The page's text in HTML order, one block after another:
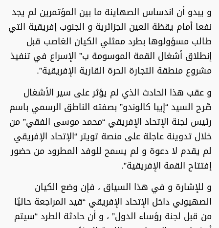
و يبدو أن اندساس الصهاينة ما بين المؤتمرين لم يجد
نفعا أمام يقظة العين الجزائرية و الجنوب إفريقية التي
طالب مسؤولوها بطرد ممثلي الكيان الغاصب قبل
إنطلاق أشغال القمة الموسومة ب” الإسراع في تنفيذ
مشروع منطقة التجارة الحرة القارية الإفريقية”.
و عقب هذا الحادث الذي لم يؤثر على سير الأشغال
صّرح السيد “إيبا كالوندو” بصفته الناطق الرسمي باسم
رئيس لجنة الإتحاد الإفريقي “محمد موسى الفقي” من
خلال تدوينة عاجلة على منصة تويتر “الإتحاد الإفريقي
لم يقدم لا دعوة و لم يسمح للوفد المطرود من حضور
إفتتاح القمة الإفريقية”.
و للإشارة و في هذا السياق ، فإن وضع الكيان
الصهيوني داخل الإتحاد الإفريقي “قيد المراجعة حاليًا
من قبل لجنة رؤساء الدول” ، و أن حادثة الطرد “سيتم